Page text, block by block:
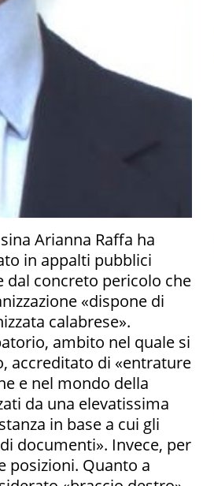
Arianna Raffa ha
in appalti pubblici
dal concreto pericolo che
«dispone di
calabrese».
ambito nel quale si
accreditato di «entrature
e nel mondo della
da una elevatissima
in base a cui gli
documenti». Invece, per
posizioni. Quanto a